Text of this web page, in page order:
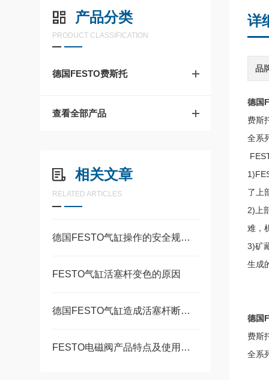
产品分类
PRODUCT CLASSIFICATION
德国FESTO费斯托
查看全部产品
相关文章
RELATED ARTICLES
德国FESTO气缸操作的安全规范与注意事项全汇总
FESTO气缸活塞杆变色的原因
德国FESTO气缸造成活塞杆断裂的常见原因
FESTO电磁阀产品特点及使用要求
详
品
德国
费斯
全系
了上
2)上
难，
3)矿
生成
德国
费斯
全系